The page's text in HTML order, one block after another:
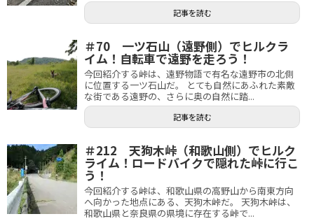
記事を読む
＃70 一ツ石山（遠野側）でヒルクラ
イム！自転車で遠野を走ろう！
今回紹介する峠は、遠野物語で有名な遠野市の北側
に位置する一ツ石山だ。 とても自然にあふれた素敵
な街である遠野の、さらに奥の自然に踏...
記事を読む
＃212 天狗木峠（和歌山側）でヒルク
ライム！ロードバイクで隠れた峠に行こ
う！
今回紹介する峠は、和歌山県の高野山から南東方向
へ向かった地点にある、天狗木峠だ。 天狗木峠は、
和歌山県と奈良県の県境に存在する峠で...